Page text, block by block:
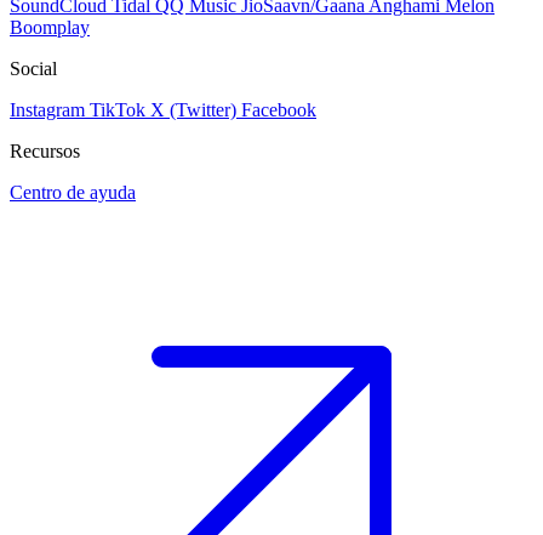
SoundCloud Tidal QQ Music JioSaavn/Gaana Anghami Melon
Boomplay
Social
Instagram TikTok X (Twitter) Facebook
Recursos
Centro de ayuda